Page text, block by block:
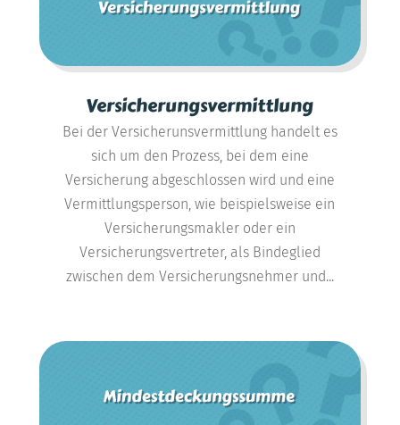
Versicherungsvermittlung
Bei der Versicherunsvermittlung handelt es
sich um den Prozess, bei dem eine
Versicherung abgeschlossen wird und eine
Vermittlungsperson, wie beispielsweise ein
Versicherungsmakler oder ein
Versicherungsvertreter, als Bindeglied
zwischen dem Versicherungsnehmer und...